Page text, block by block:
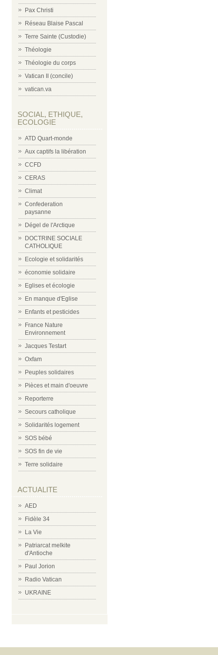
Pax Christi
Réseau Blaise Pascal
Terre Sainte (Custodie)
Théologie
Théologie du corps
Vatican II (concile)
vatican.va
SOCIAL, ETHIQUE,
ECOLOGIE
ATD Quart-monde
Aux captifs la libération
CCFD
CERAS
Climat
Confederation
paysanne
Dégel de l'Arctique
DOCTRINE SOCIALE
CATHOLIQUE
Ecologie et solidarités
économie solidaire
Eglises et écologie
En manque d'Eglise
Enfants et pesticides
France Nature
Environnement
Jacques Testart
Oxfam
Peuples solidaires
Pièces et main d'oeuvre
Reporterre
Secours catholique
Solidarités logement
SOS bébé
SOS fin de vie
Terre solidaire
ACTUALITE
AED
Fidèle 34
La Vie
Patriarcat melkite
d'Antioche
Paul Jorion
Radio Vatican
UKRAINE